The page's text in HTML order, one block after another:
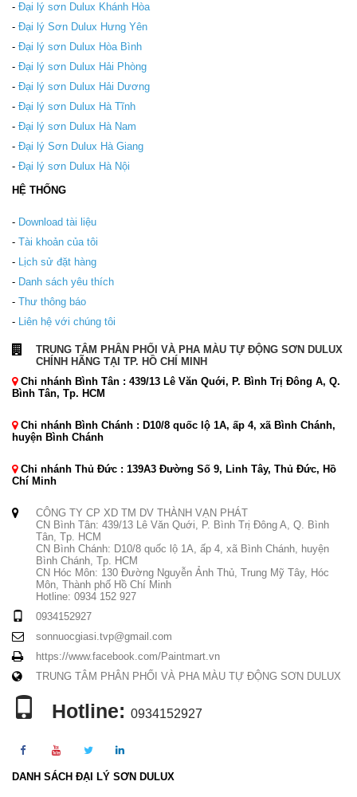
- Đại lý sơn Dulux Khánh Hòa
- Đại lý Sơn Dulux Hưng Yên
- Đại lý sơn Dulux Hòa Bình
- Đại lý sơn Dulux Hải Phòng
- Đại lý sơn Dulux Hải Dương
- Đại lý sơn Dulux Hà Tĩnh
- Đại lý sơn Dulux Hà Nam
- Đại lý Sơn Dulux Hà Giang
- Đại lý sơn Dulux Hà Nội
HỆ THỐNG
- Download tài liệu
- Tài khoản của tôi
-
Lịch sử đặt hàng
- Danh sách yêu thích
- Thư thông báo
-
Liên hệ với chúng tôi
TRUNG TÂM PHÂN PHỐI VÀ PHA MÀU TỰ ĐỘNG SƠN DULUX
CHÍNH HÃNG TẠI TP. HỒ CHÍ MINH
Chi nhánh Bình Tân : 439/13 Lê Văn Quới, P. Bình Trị Đông A, Q.
Bình Tân, Tp. HCM
Chi nhánh Bình Chánh : D10/8 quốc lộ 1A, ấp 4, xã Bình Chánh,
huyện Bình Chánh
Chi nhánh Thủ Đức : 139A3 Đường Số 9, Linh Tây, Thủ Đức, Hồ
Chí Minh
CÔNG TY CP XD TM DV THÀNH VẠN PHÁT
CN Bình Tân: 439/13 Lê Văn Quới, P. Bình Trị Đông A, Q. Bình
Tân, Tp. HCM
CN Bình Chánh: D10/8 quốc lộ 1A, ấp 4, xã Bình Chánh, huyện
Bình Chánh, Tp. HCM
CN Hóc Môn: 130 Đường Nguyễn Ảnh Thủ, Trung Mỹ Tây, Hóc
Môn, Thành phố Hồ Chí Minh
Hotline: 0934 152 927
0934152927
sonnuocgiasi.tvp@gmail.com
https://www.facebook.com/Paintmart.vn
TRUNG TÂM PHÂN PHỐI VÀ PHA MÀU TỰ ĐỘNG SƠN DULUX
Hotline: 0934152927
DANH SÁCH ĐẠI LÝ SƠN DULUX